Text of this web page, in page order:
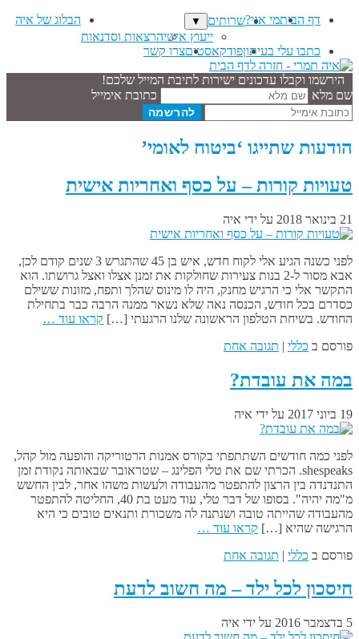
דף הביתמי אני?שרותים ▼
ייעוץ אישיהרצאות וסדנאות
הבלוג של איה
כתבו עלי בעיתוןפודקאסטיםצרו קשר
הירשמו וקבלו עדכונים ישירות לתיבת המייל שלכם!
שם מלא
כתובת אימייל
הודעות שתייגו ‘ביטוח לאומי’
טעויות קורות – על כסף ואחריות אישית
21 בינואר 2018 על ידי איה
לפני כשנה הגיע אלי לקוח חדש, איש בן 45 שהתגרש 3 שנים קודם לכן,
אבא מסור ל-2 בנות צעירות שחולקות את זמנן אצלו ואצל גרושתו. הוא
התקשר אלי כי הרגיש מחנק, היה לו מינוס שהלך ותפח, מזונות ששילם
כסדרם בכל חודש, הכנסה נאה שלא נשאר ממנה הרבה כבר בתחילת
החודש. בשיחת הטלפון הראשונה שלנו הרגעתי […] קראו עוד …
פורסם ב כללי | תגובה אחת
במה את עובדת?
19 ביוני 2017 על ידי איה
לפני כמה חודשים השתתפתי בקורס אמנות הרטוריקה והופעה מול קהל,
shespeaks. הכרתי שם את טלי הפלינג – שטראובר שבאותה נקודת זמן
התנדנדה בין הרצון להתפטר מהעבודה ולעשות משהו אחר, לבין החשש
מ"מה יהיה". בסופו של דבר טלי, עוד מעט בת 40, החליטה להתפטר
מהעבודה שהייתה טובה ושנתנה לה משכורת ותנאים טובים כי היא
הרגישה שהיא […] קראו עוד …
פורסם ב כללי | תגובה אחת
חיסכון לכל ילד – מה חשוב לדעת
5 בדצמבר 2016 על ידי איה